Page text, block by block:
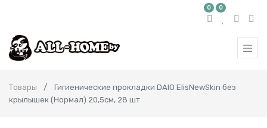
0 0
Товары
Гигиенические прокладки DAIO ElisNewSkin без
крылышек (Нормал) 20,5см, 28 шт